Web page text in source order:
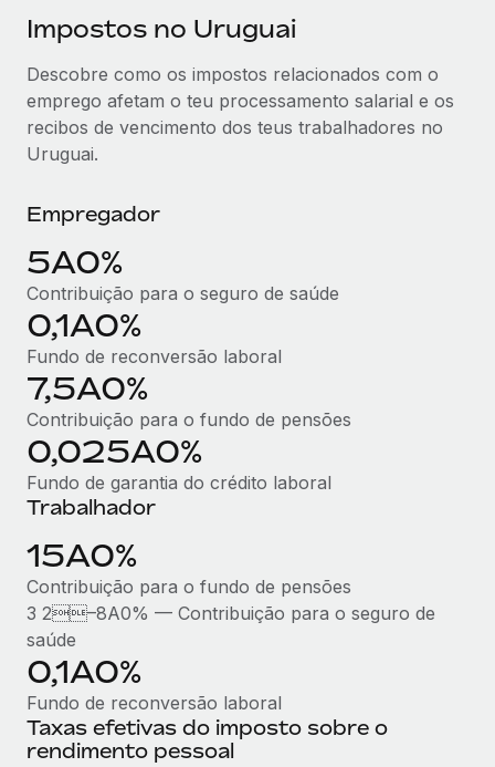
Impostos no Uruguai
Descobre como os impostos relacionados com o
emprego afetam o teu processamento salarial e os
recibos de vencimento dos teus trabalhadores no
Uruguai.
Empregador
5A0%
Contribuição para o seguro de saúde
0,1A0%
Fundo de reconversão laboral
7,5A0%
Contribuição para o fundo de pensões
0,025A0%
Fundo de garantia do crédito laboral
Trabalhador
15A0%
Contribuição para o fundo de pensões
3 2–8A0% — Contribuição para o seguro de
saúde
0,1A0%
Fundo de reconversão laboral
Taxas efetivas do imposto sobre o
rendimento pessoal